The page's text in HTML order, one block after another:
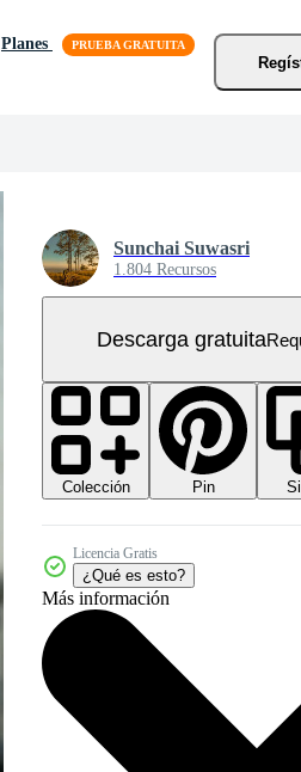
Planes
Sunchai Suwasri
1.804 Recursos
Descarga gratuita
Colección Pin
Licencia Gratis
¿Qué es esto?
Más información